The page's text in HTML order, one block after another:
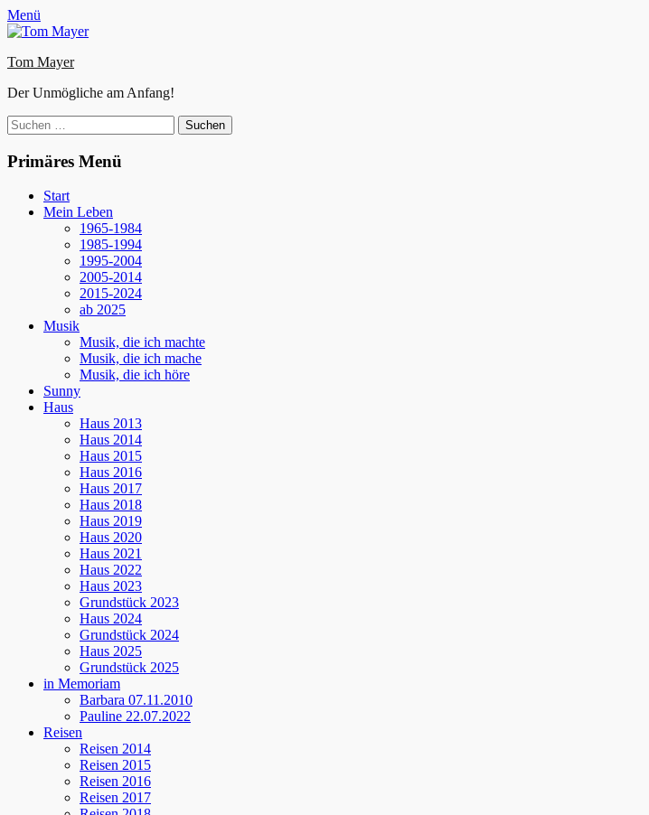
Zum
Inhalt
Facebook
E-
Mail
Instagram
Website
Menü
Tom Mayer
Der Unmögliche am Anfang!
Suche
nach:
Primäres Menü
Start
Mein Leben
1965-1984
1985-1994
1995-2004
2005-2014
2015-2024
ab 2025
Musik
Musik, die ich machte
Musik, die ich mache
Musik, die ich höre
Sunny
Haus
Haus 2013
Haus 2014
Haus 2015
Haus 2016
Haus 2017
Haus 2018
Haus 2019
Haus 2020
Haus 2021
Haus 2022
Haus 2023
Grundstück 2023
Haus 2024
Grundstück 2024
Haus 2025
Grundstück 2025
in Memoriam
Barbara 07.11.2010
Pauline 22.07.2022
Reisen
Reisen 2014
Reisen 2015
Reisen 2016
Reisen 2017